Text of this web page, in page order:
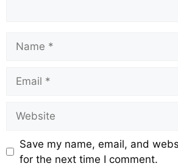
Save my name, email, and
for the next time I comment.